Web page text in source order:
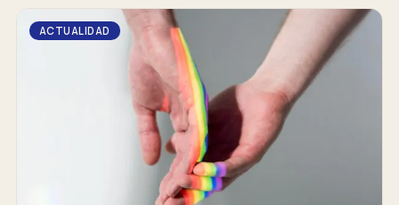
ACTUALIDAD